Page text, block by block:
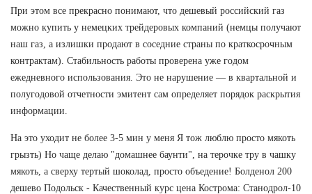
При этом все прекрасно понимают, что дешевый российский газ
можно купить у немецких трейдеровых компаний (немцы получают
наш газ, а излишки продают в соседние страны по краткосрочным
контрактам). Стабильность работы проверена уже годом
ежедневного использования. Это не нарушение — в квартальной и
полугодовой отчетности эмитент сам определяет порядок раскрытия
информации.
На это уходит не более 3-5 мин у меня Я тож люблю просто мякоть
грызть) Но чаще делаю "домашнее баунти", на терочке тру в чашку
мякоть, а сверху тертый шоколад, просто объедение! Болденол 200
дешево Подольск - Качественный курс цена Кострома: Станодрол-10